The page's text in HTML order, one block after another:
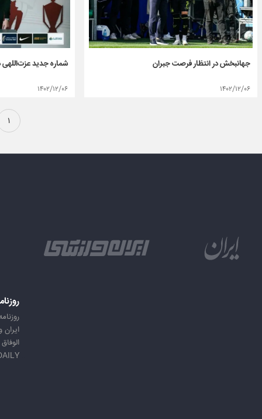
جهانبخش در انتظار فرصت جبران
۱۴۰۲/۱۲/۰۶
شماره جدید
۱۴۰۲/۱۲/۰۶
۱
الوفاق